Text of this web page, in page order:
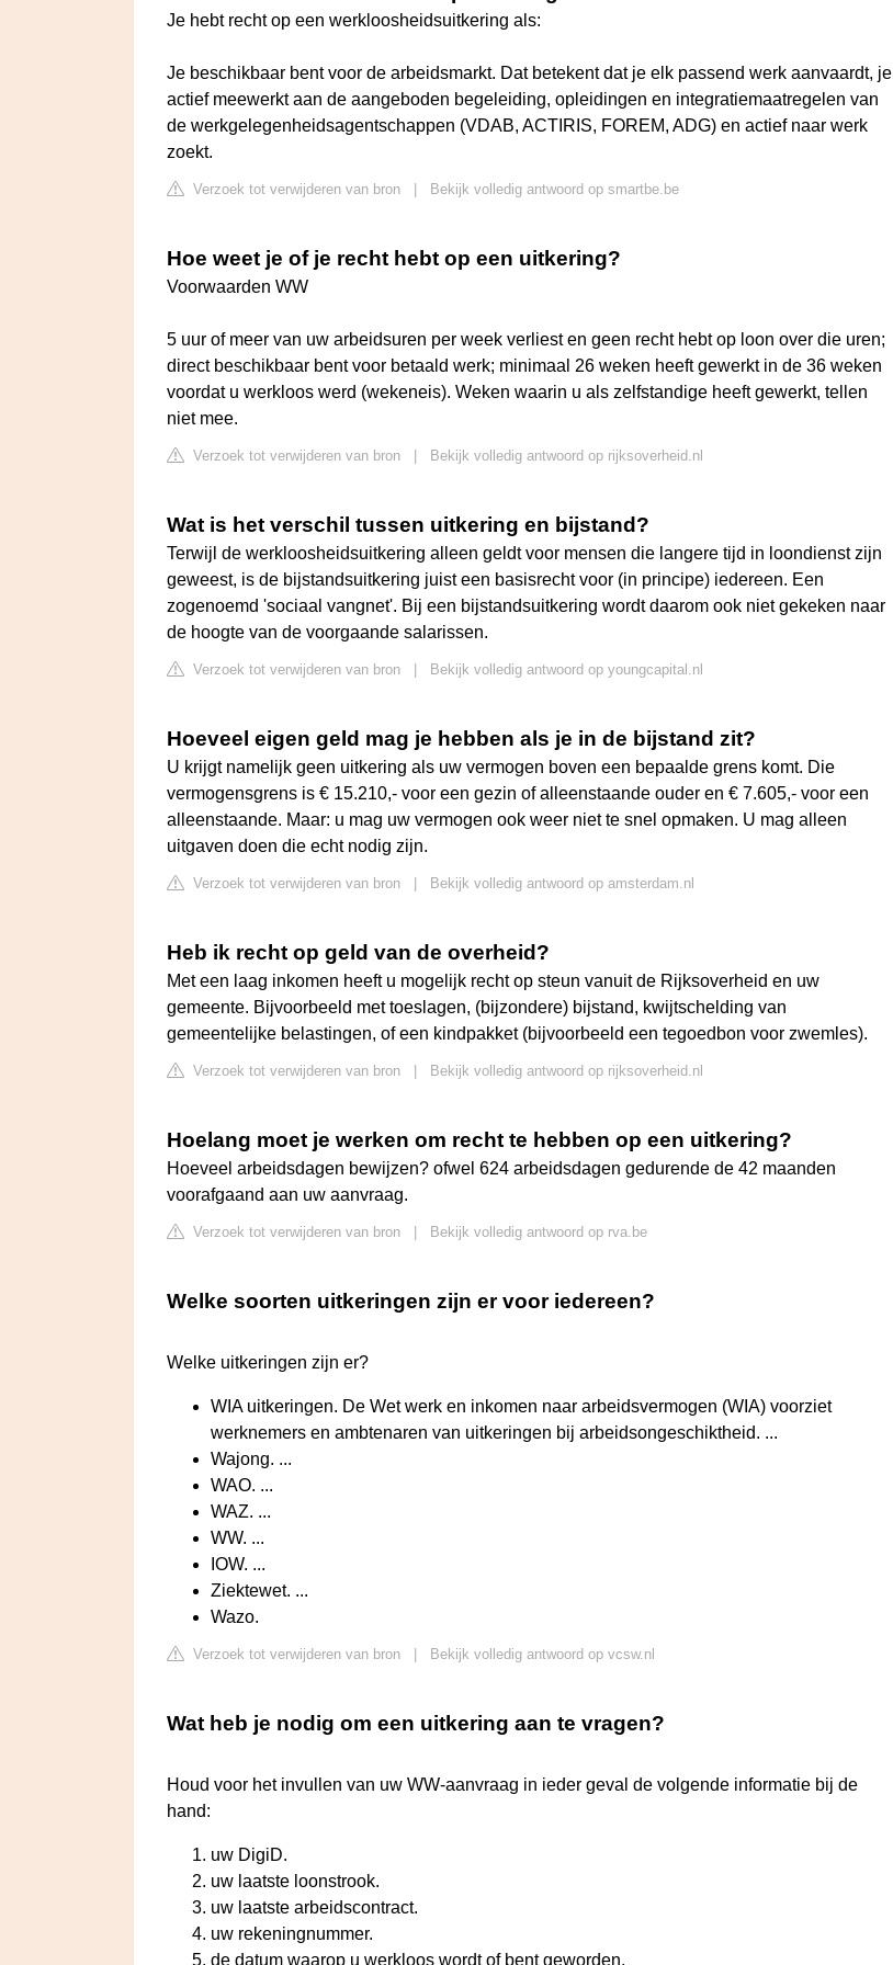
Je hebt recht op een werkloosheidsuitkering als:
Je beschikbaar bent voor de arbeidsmarkt. Dat betekent dat je elk passend werk aanvaardt, je
actief meewerkt aan de aangeboden begeleiding, opleidingen en integratiemaatregelen van
de werkgelegenheidsagentschappen (VDAB, ACTIRIS, FOREM, ADG) en actief naar werk
zoekt.
Verzoek tot verwijderen van bron Bekijk volledig antwoord op smartbe.be
Hoe weet je of je recht hebt op een uitkering?
Voorwaarden WW
5 uur of meer van uw arbeidsuren per week verliest en geen recht hebt op loon over die uren;
direct beschikbaar bent voor betaald werk; minimaal 26 weken heeft gewerkt in de 36 weken
voordat u werkloos werd (wekeneis). Weken waarin u als zelfstandige heeft gewerkt, tellen
niet mee.
Verzoek tot verwijderen van bron Bekijk volledig antwoord op rijksoverheid.nl
Wat is het verschil tussen uitkering en bijstand?
Terwijl de werkloosheidsuitkering alleen geldt voor mensen die langere tijd in loondienst zijn
geweest, is de bijstandsuitkering juist een basisrecht voor (in principe) iedereen. Een
zogenoemd 'sociaal vangnet'. Bij een bijstandsuitkering wordt daarom ook niet gekeken naar
de hoogte van de voorgaande salarissen.
Verzoek tot verwijderen van bron Bekijk volledig antwoord op youngcapital.nl
Hoeveel eigen geld mag je hebben als je in de bijstand zit?
U krijgt namelijk geen uitkering als uw vermogen boven een bepaalde grens komt. Die
vermogensgrens is € 15.210,- voor een gezin of alleenstaande ouder en € 7.605,- voor een
alleenstaande. Maar: u mag uw vermogen ook weer niet te snel opmaken. U mag alleen
uitgaven doen die echt nodig zijn.
Verzoek tot verwijderen van bron Bekijk volledig antwoord op amsterdam.nl
Heb ik recht op geld van de overheid?
Met een laag inkomen heeft u mogelijk recht op steun vanuit de Rijksoverheid en uw
gemeente. Bijvoorbeeld met toeslagen, (bijzondere) bijstand, kwijtschelding van
gemeentelijke belastingen, of een kindpakket (bijvoorbeeld een tegoedbon voor zwemles).
Verzoek tot verwijderen van bron Bekijk volledig antwoord op rijksoverheid.nl
Hoelang moet je werken om recht te hebben op een uitkering?
Hoeveel arbeidsdagen bewijzen? ofwel 624 arbeidsdagen gedurende de 42 maanden
voorafgaand aan uw aanvraag.
Verzoek tot verwijderen van bron Bekijk volledig antwoord op rva.be
Welke soorten uitkeringen zijn er voor iedereen?
Welke uitkeringen zijn er?
WIA uitkeringen. De Wet werk en inkomen naar arbeidsvermogen (WIA) voorziet
werknemers en ambtenaren van uitkeringen bij arbeidsongeschiktheid. ...
Wajong. ...
WAO. ...
WAZ. ...
WW. ...
IOW. ...
Ziektewet. ...
Wazo.
Verzoek tot verwijderen van bron Bekijk volledig antwoord op vcsw.nl
Wat heb je nodig om een uitkering aan te vragen?
Houd voor het invullen van uw WW-aanvraag in ieder geval de volgende informatie bij de
hand:
uw DigiD.
uw laatste loonstrook.
uw laatste arbeidscontract.
uw rekeningnummer.
de datum waarop u werkloos wordt of bent geworden.